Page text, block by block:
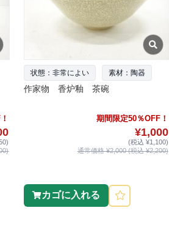
状態：非常によい 素材：陶器
作家物 香炉釉 茶碗
期間限定50％OFF！
¥1,000
(税込 ¥1,100)
通常価格 ¥2,000 (税込 ¥2,200)
カゴに入れる